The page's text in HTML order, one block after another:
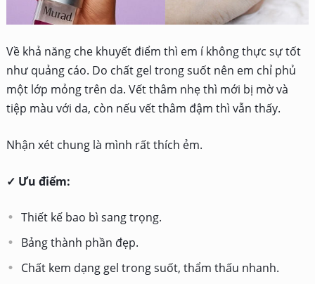
Về khả năng che khuyết điểm thì em í không thực sự tốt
như quảng cáo. Do chất gel trong suốt nên em chỉ phủ
một lớp mỏng trên da. Vết thâm nhẹ thì mới bị mờ và
tiệp màu với da, còn nếu vết thâm đậm thì vẫn thấy.
Nhận xét chung là mình rất thích ẻm.
✓ Ưu điểm:
Thiết kế bao bì sang trọng.
Bảng thành phần đẹp.
Chất kem dạng gel trong suốt, thẩm thấu nhanh.